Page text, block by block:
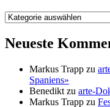
Kategorien
Neueste
Markus Trapp zu
Spaniens»
Benedikt zu arte-
Markus Trapp zu